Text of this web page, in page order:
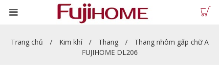
Trang chủ Kim khí Thang
Thang nhôm gấp chữ A
FUJIHOME DL206